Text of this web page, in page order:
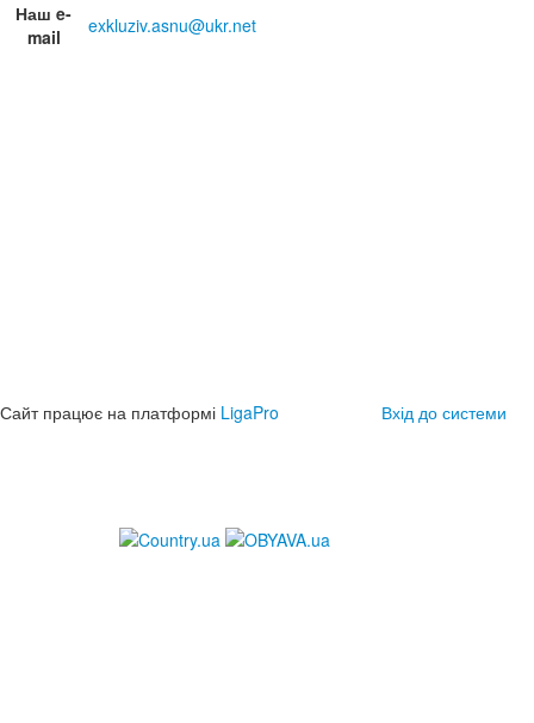
Наш e-
mail
exkluziv.asnu@ukr.net
Сайт працює на платформі LigaPro Вхід до системи